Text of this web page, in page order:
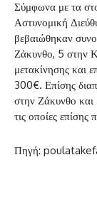
Σύμφωνα με τα
Αστυνομική
βεβαιώθηκαν
Ζάκυνθο, 5 στην
μετακίνησης και
300€. Επίσης
στην Ζάκυνθο και
τις οποίες
Πηγή: